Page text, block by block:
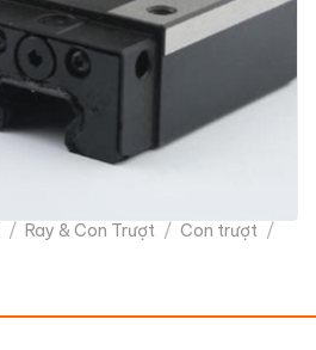
/ Ray & Con Trượt / Con trượt /